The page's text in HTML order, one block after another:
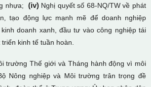
nhựa; (iv)Nghị quyết số 68-NQ/TW về phát
tạo động lực mạnh mẽ để doanh nghiệp
doanh xanh, đầu tư vào công nghiệp tái
kinh tế tuần hoàn.
trường Thế giới và Tháng hành động vì môi
Nông nghiệp và Môi trường trân trọng đề